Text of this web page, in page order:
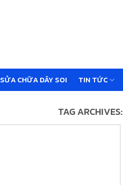
SỬA CHỮA DÂY SOI TIN TỨC
TAG ARCHIVES: